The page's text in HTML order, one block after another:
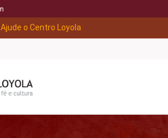
Ajude o Centro Loyola